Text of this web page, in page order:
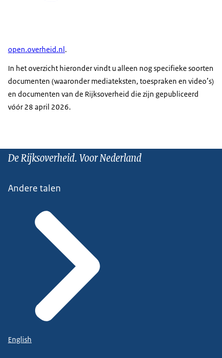
open.overheid.nl.
In het overzicht hieronder vindt u alleen nog specifieke soorten
documenten (waaronder mediateksten, toespraken en video’s)
en documenten van de Rijksoverheid die zijn gepubliceerd
vóór 28 april 2026.
De Rijksoverheid. Voor Nederland
Andere talen
English